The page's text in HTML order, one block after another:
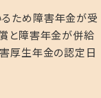
ため障害年金が受
と障害年金が併給
厚生年金の認定日